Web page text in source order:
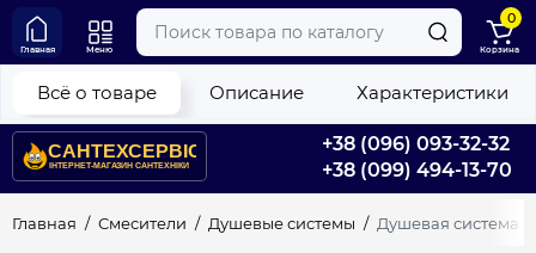
+38 (096) 093-32-32
+38 (099) 494-13-70
Главная Меню
0
Корзина
Главная Смесители Душевые системы Душевая система
Всё о товаре Описание Характеристики